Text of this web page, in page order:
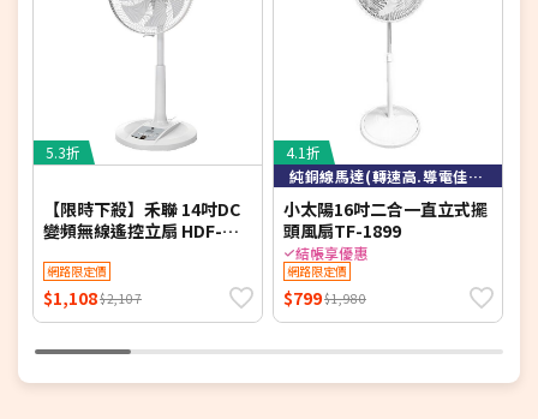
※如商品標題掛有【預購】字樣，都將依照預購日
期，以訂單順序陸續出貨，如遇原廠供貨延遲，將會
若您同意以上約定事項再行下單，謝謝。
5.3折
【限時下殺】禾聯 14吋DC
變頻無線遙控立扇 HDF-
14AH770/HDF-14AH780)
網路限定價
$1,108$2,107
4.1折
純銅線馬達(轉速高.導電佳.散熱快)
小太陽16吋二合一直立式擺
頭風扇TF-1899
結帳享優惠
網路限定價
$799$1,980